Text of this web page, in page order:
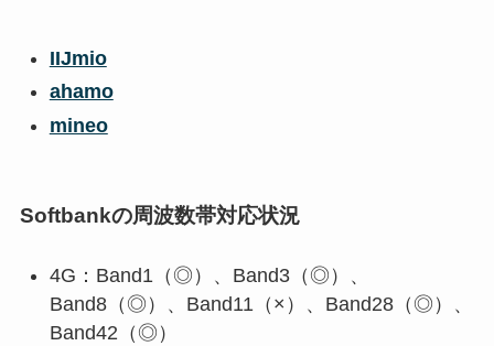
IIJmio
ahamo
mineo
Softbankの周波数帯対応状況
4G：Band1（◎）、Band3（◎）、
Band8（◎）、Band11（×）、Band28（◎）、
Band42（◎）